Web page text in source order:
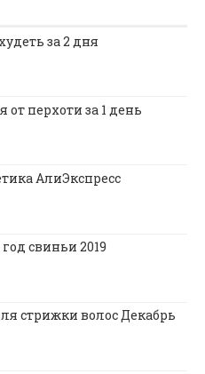
за 2 дня
от перхоти за 1 день
АлиЭкспресс
свиньи 2019
стрижки волос Декабрь